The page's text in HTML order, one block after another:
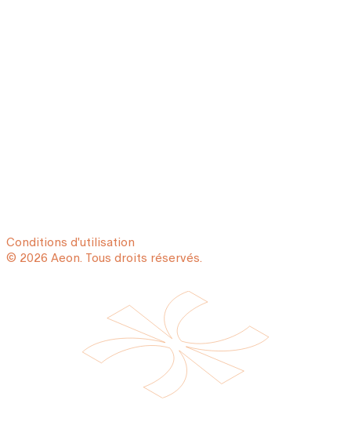
Conditions d'utilisation
© 2026 Aeon. Tous droits réservés.